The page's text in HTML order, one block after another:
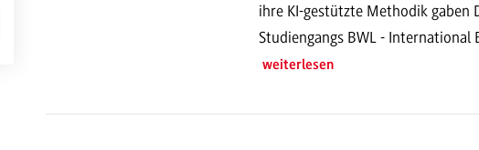
ihre KI-gestützte Methodik gaben
Studiengangs BWL - International
weiterlesen